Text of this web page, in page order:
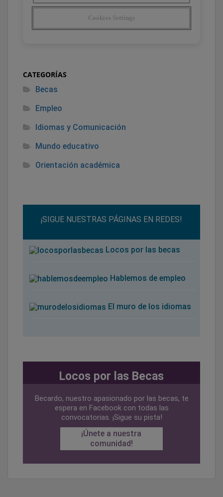
CATEGORÍAS
Becas
Empleo
Idiomas y Comunicación
Mundo educativo
Orientación académica
¡SIGUE NUESTRAS PÁGINAS EN REDES!
Locos por las becas
Hablemos de empleo
El muro de los idiomas
Locos por las Becas
Becardo, nuestro apasionado por las becas, te
espera en Facebook con todas las
convocatorias. ¡Sigue su pista!
¡Únete a nuestra
comunidad!